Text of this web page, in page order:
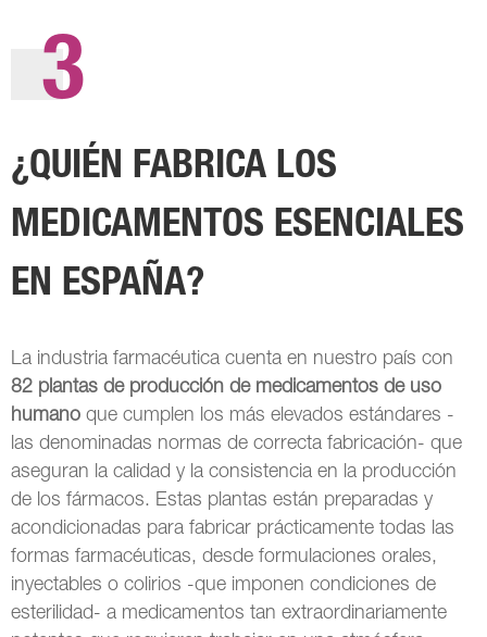
3
¿QUIÉN FABRICA LOS
MEDICAMENTOS ESENCIALES
EN ESPAÑA?
La industria farmacéutica cuenta en nuestro país con
82 plantas de producción de medicamentos de uso
humano que cumplen los más elevados estándares -
las denominadas normas de correcta fabricación- que
aseguran la calidad y la consistencia en la producción
de los fármacos. Estas plantas están preparadas y
acondicionadas para fabricar prácticamente todas las
formas farmacéuticas, desde formulaciones orales,
inyectables o colirios -que imponen condiciones de
esterilidad- a medicamentos tan extraordinariamente